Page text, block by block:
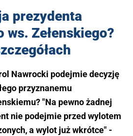
prezydenta
ws. Zełenskiego?
Nawrocki podejmie decyzję
przyznanemu
"Na pewno żadnej
nie podejmie przed wylotem
a wylot już wkrótce" -